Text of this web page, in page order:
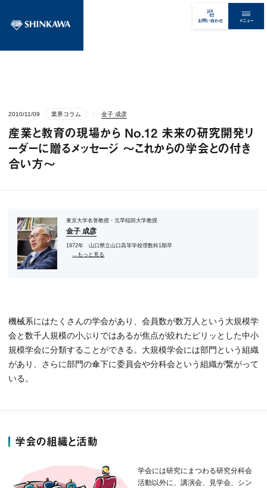
お問い合わせ メニュー
2010/11/09 業界コラム 金子 成彦
産業と教育の現場から No.12 未来の研究開発リ
ーダーに贈るメッセージ ～これからの学会との付き
合い方～
東京大学名誉教授・元早稲田大学教授
金子 成彦
1972年 山口県立山口高等学校理数科1期卒
...もっと見る
機械系にはたくさんの学会があり、会員数が数万人という大規模学
会と数千人規模の小ぶりではあるが焦点が絞れたピリッとした中小
規模学会に分類することができる。大規模学会には部門という組織
があり、さらに部門の傘下に委員会や分科会という組織が繋がって
いる。
学会の組織と活動
学会には研究にまつわる研究分科会
活動以外に、講演会、見学会、シン